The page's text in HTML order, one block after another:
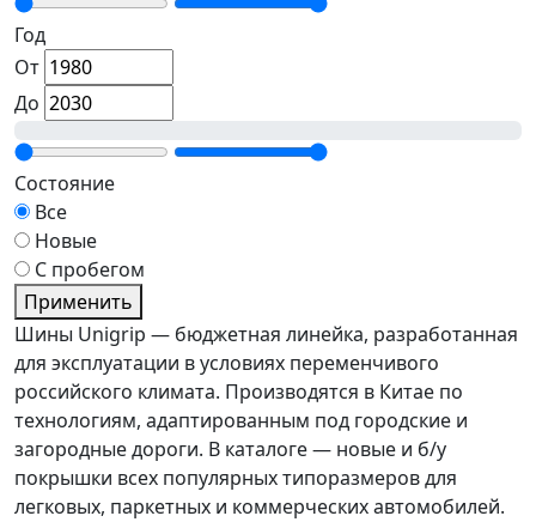
Год
От
До
Состояние
Все
Новые
С пробегом
Применить
Шины Unigrip — бюджетная линейка, разработанная
для эксплуатации в условиях переменчивого
российского климата. Производятся в Китае по
технологиям, адаптированным под городские и
загородные дороги. В каталоге — новые и б/у
покрышки всех популярных типоразмеров для
легковых, паркетных и коммерческих автомобилей.